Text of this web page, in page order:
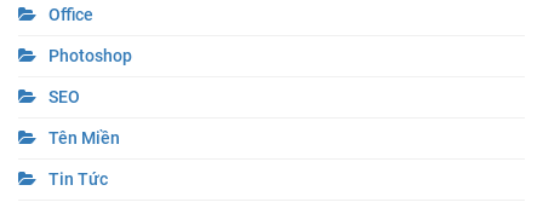
Office
Photoshop
SEO
Tên Miền
Tin Tức